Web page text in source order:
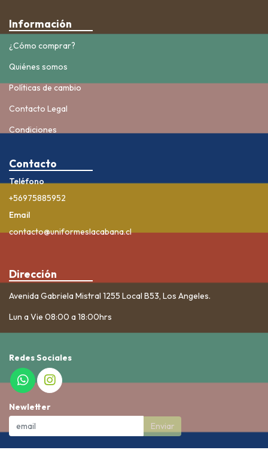
Información
¿Cómo comprar?
Quiénes somos
Políticas de cambio
Contacto Legal
Condiciones
Contacto
Teléfono
+56975885952
Email
contacto@uniformeslacabana.cl
Dirección
Avenida Gabriela Mistral 1255 Local B53, Los Angeles.
Lun a Vie 08:00 a 18:00hrs
Redes Sociales
Newletter
Enviar